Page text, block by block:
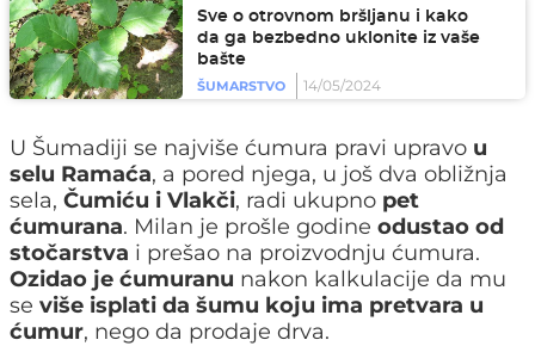
Sve o otrovnom bršljanu i kako
da ga bezbedno uklonite iz vaše
bašte
ŠUMARSTVO
14/05/2024
U Šumadiji se najviše ćumura pravi upravo u
selu Ramaća, a pored njega, u još dva obližnja
sela, Čumiću i Vlakči, radi ukupno pet
ćumurana. Milan je prošle godine odustao od
stočarstva i prešao na proizvodnju ćumura.
Ozidao je ćumuranu nakon kalkulacije da mu
se više isplati da šumu koju ima pretvara u
ćumur, nego da prodaje drva.